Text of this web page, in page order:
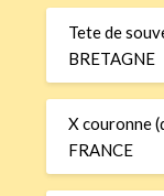
Tete de
BRETAGNE
X couronne
FRANCE